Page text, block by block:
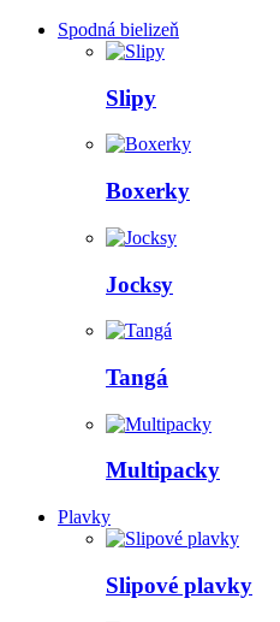
Spodná bielizeň
Slipy
Boxerky
Jocksy
Tangá
Multipacky
Plavky
Slipové plavky